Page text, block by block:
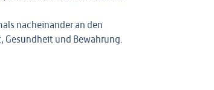
nacheinander an den
Gesundheit und Bewahrung.